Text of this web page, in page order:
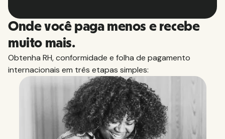
Onde você paga menos e recebe
muito mais.
Obtenha RH, conformidade e folha de pagamento
internacionais em três etapas simples: